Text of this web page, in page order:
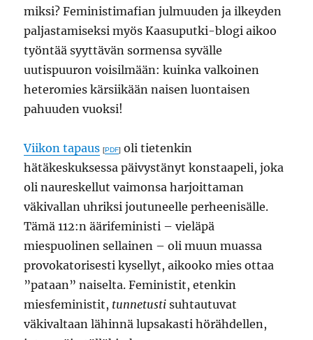
miksi? Feministimafian julmuuden ja ilkeyden
paljastamiseksi myös Kaasuputki-blogi aikoo
työntää syyttävän sormensa syvälle
uutispuuron voisilmään: kuinka valkoinen
heteromies kärsiikään naisen luontaisen
pahuuden vuoksi!
Viikon tapaus [PDF] oli tietenkin
hätäkeskuksessa päivystänyt konstaapeli, joka
oli naureskellut vaimonsa harjoittaman
väkivallan uhriksi joutuneelle perheenisälle.
Tämä 112:n äärifeministi – vieläpä
miespuolinen sellainen – oli muun muassa
provokatorisesti kysellyt, aikooko mies ottaa
”pataan” naiselta. Feministit, etenkin
miesfeministit, tunnetusti suhtautuvat
väkivaltaan lähinnä lupsakasti hörähdellen,